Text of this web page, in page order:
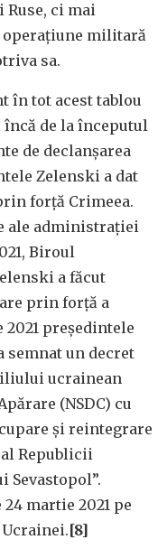
Ruse, ci mai
operațiune militară
sa.
în tot acest tablou
încă de la începutul
de declanșarea
Zelenski a dat
forță Crimeea.
ale administrației
Biroul
a făcut
prin forță a
2021 președintele
semnat un decret
ucrainean
(NSDC) cu
și reintegrare
Republicii
Sevastopol”.
martie 2021 pe
[8]